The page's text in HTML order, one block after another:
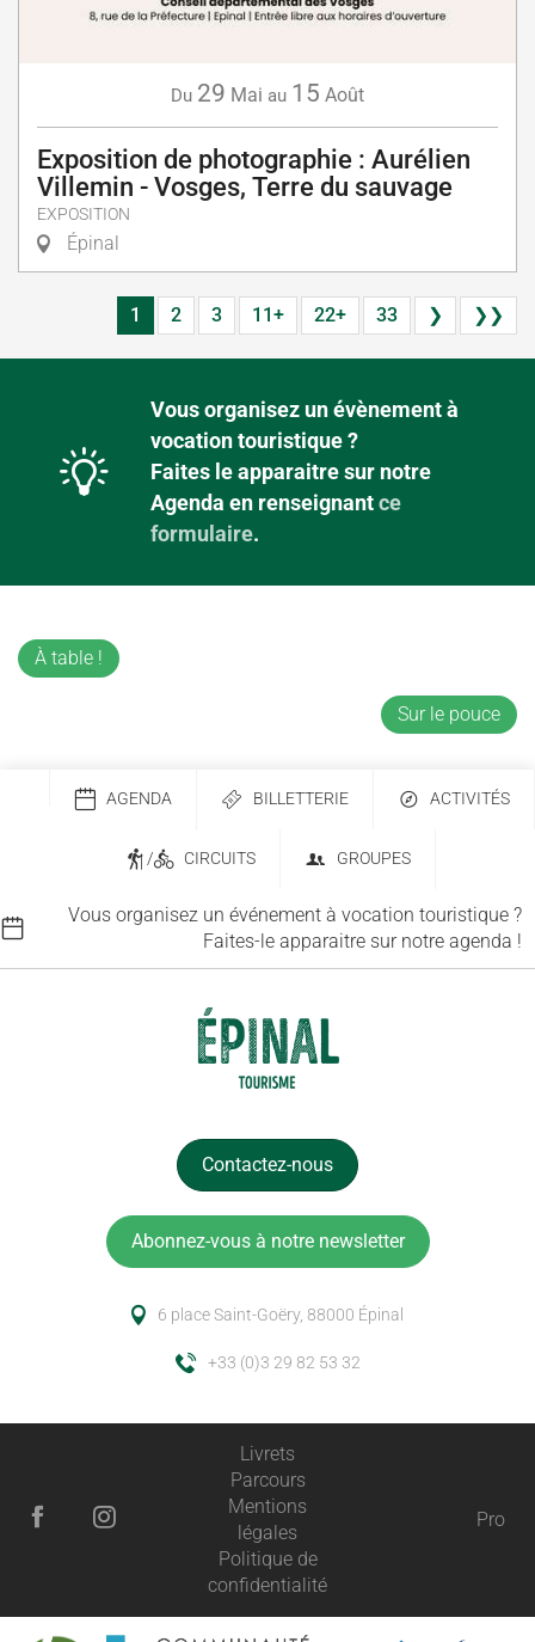
Du 29 Mai au 15 Août
Exposition de photographie : Aurélien
Villemin - Vosges, Terre du sauvage
EXPOSITION
Épinal
1 2 3 11+ 22+ 33 ❯ ❯❯
Vous organisez un évènement à
vocation touristique ?
Faites le apparaitre sur notre
Agenda en renseignantce
formulaire.
À table !
Sur le pouce
AGENDA BILLETTERIE ACTIVITÉS
/ CIRCUITS GROUPES
Vous organisez un événement à vocation touristique ?
Faites-le apparaitre sur notre agenda !
Contactez-nous
Abonnez-vous à notre newsletter
6 place Saint-Goëry, 88000 Épinal
+33 (0)3 29 82 53 32
Livrets
Parcours
Mentions
légales
Politique de
confidentialité
Pro